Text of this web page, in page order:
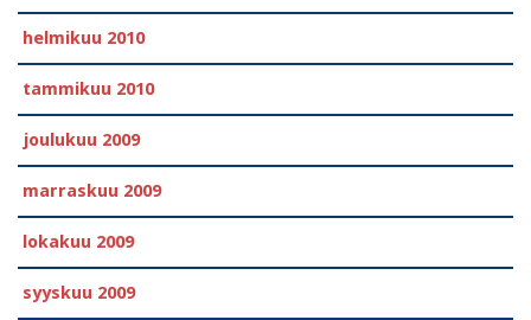
helmikuu 2010
tammikuu 2010
joulukuu 2009
marraskuu 2009
lokakuu 2009
syyskuu 2009